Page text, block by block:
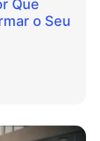
Que
o Seu